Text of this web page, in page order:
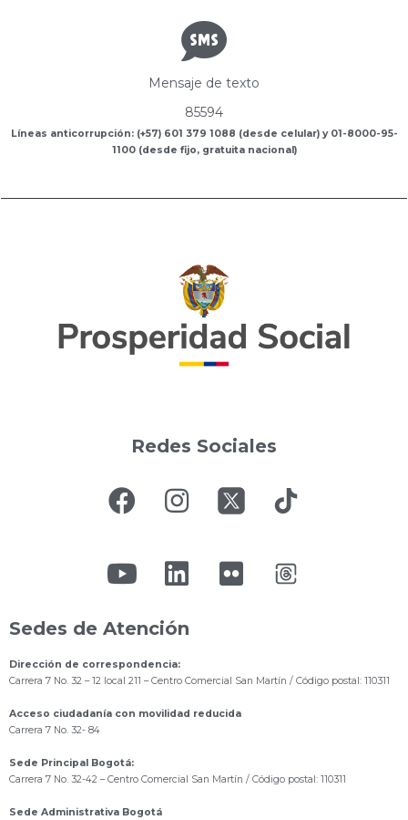
Mensaje de texto
85594
Líneas anticorrupción: (+57) 601 379 1088 (desde celular) y 01-8000-95-
1100 (desde fijo, gratuita nacional)
Redes Sociales
Sedes de Atención
Dirección de correspondencia:
Carrera 7 No. 32 – 12 local 211 – Centro Comercial San Martín / Código postal: 110311
Acceso ciudadanía con movilidad reducida
Carrera 7 No. 32- 84
Sede Principal Bogotá:
Carrera 7 No. 32-42 – Centro Comercial San Martín / Código postal: 110311
Sede Administrativa Bogotá